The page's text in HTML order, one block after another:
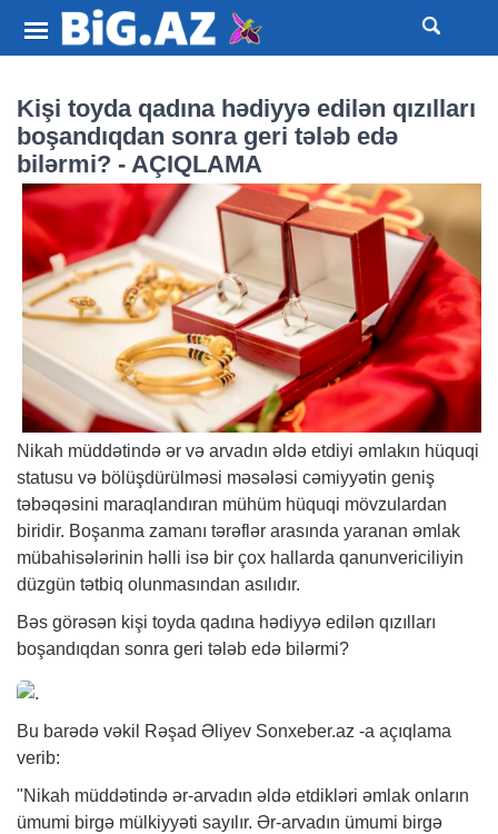
Kişi toyda qadına hədiyyə edilən qızılları
boşandıqdan sonra geri tələb edə
bilərmi? - AÇIQLAMA
Nikah müddətində ər və arvadın əldə etdiyi əmlakın hüquqi
statusu və bölüşdürülməsi məsələsi cəmiyyətin geniş
təbəqəsini maraqlandıran mühüm hüquqi mövzulardan
biridir. Boşanma zamanı tərəflər arasında yaranan əmlak
mübahisələrinin həlli isə bir çox hallarda qanunvericiliyin
düzgün tətbiq olunmasından asılıdır.
Bəs görəsən kişi toyda qadına hədiyyə edilən qızılları
boşandıqdan sonra geri tələb edə bilərmi?
Bu barədə vəkil Rəşad Əliyev Sonxeber.az -a açıqlama
verib:
"Nikah müddətində ər-arvadın əldə etdikləri əmlak onların
ümumi birgə mülkiyyəti sayılır. Ər-arvadın ümumi birgə